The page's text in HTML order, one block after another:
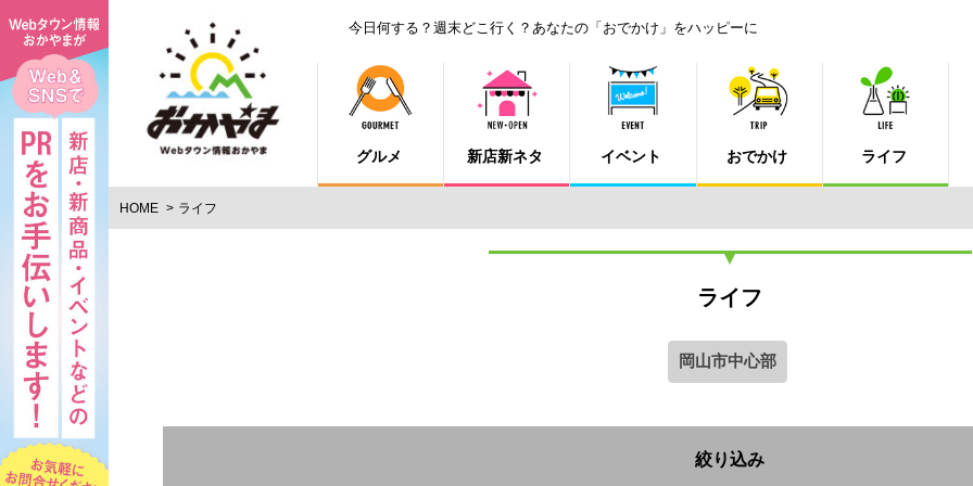
今日何する？週末どこ行く？あなたの「おでかけ」をハッピーに
グルメ 新店新ネタ イベント おでかけ ライフ
HOME ライフ
ライフ
岡山市中心部
絞り込み